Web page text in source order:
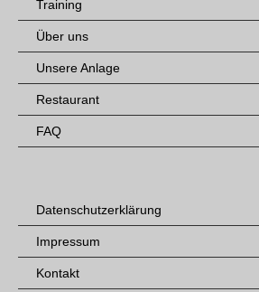
Training
Über uns
Unsere Anlage
Restaurant
FAQ
Datenschutzerklärung
Impressum
Kontakt